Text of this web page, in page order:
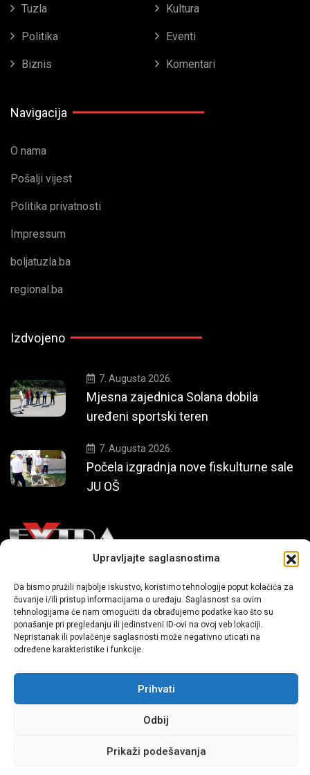
Upravljajte saglasnostima
Da bismo pružili najbolje iskustvo, koristimo tehnologije poput kolačića za
čuvanje i/ili pristup informacijama o uređaju. Saglasnost sa ovim
tehnologijama će nam omogućiti da obrađujemo podatke kao što su
ponašanje pri pregledanju ili jedinstveni ID-ovi na ovoj veb lokaciji.
Nepristanak ili povlačenje saglasnosti može negativno uticati na
određene karakteristike i funkcije.
Prihvati
Odbij
Prikaži podešavanja
Tuzla Kultura
Politika Eventi
Biznis Komentari
Navigacija
O nama
Pošalji vijest
Politika privatnosti
Impressum
boljatuzla.ba
regional.ba
Izdvojeno
7. Augusta 2026.
Mjesna zajednica Solana dobila
uređeni sportski teren
7. Augusta 2026.
Počela izgradnja nove fiskulturne sale
JU OŠ
Mi smo moderni portal zabavnog karaktera koji donosi vijesti i
priče iz života, svijeta showbiza, lifestyle-a i popularne kulture.
Sva prava zadržana | extra.ba by profm.ba
Dev:www.senidh.com